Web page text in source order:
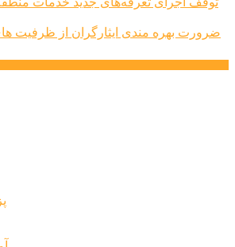
ضرورت بهره مندی ایثارگران از ظرفیت